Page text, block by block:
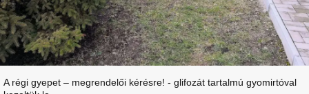
A régi gyepet – megrendelői kérésre! - glifozát tartalmú gyomirtóval